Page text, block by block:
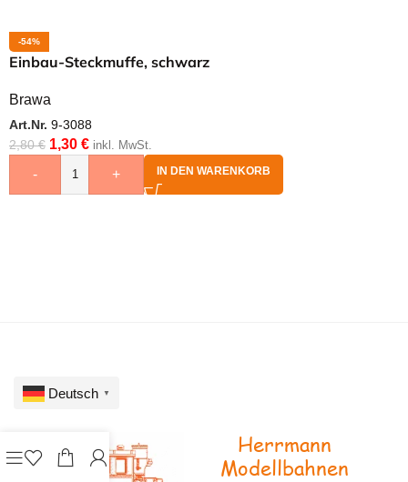
-54%
Einbau-Steckmuffe, schwarz
Brawa
Art.Nr. 9-3088
2,80€ 1,30 € inkl. MwSt.
- + IN DEN WARENKORB
Herrmann
Modellbahnen
Deutsch ▼